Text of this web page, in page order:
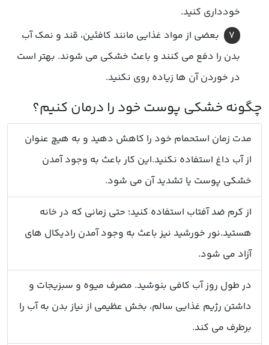
خودداری کنید.
بعضی از مواد غذایی مانند کافئین، قند و نمک آب
بدن را دفع می کنند و باعث خشکی می شوند. بهتر است
در خوردن آن ها زیاده روی نکنید.
مدت زمان استحمام خود را کاهش دهید و به هیچ عنوان
از آب داغ استفاده نکنید.این کار باعث به وجود آمدن
خشکی پوست یا تشدید آن می شود.
از کرم ضد آفتاب استفاده کنید؛ حتی زمانی که در خانه
هستید.نور خورشید نیز باعث به وجود آمدن رادیکال های
آزاد می شود.
در طول روز آب کافی بنوشید. مصرف میوه و سبزیجات و
داشتن رژیم غذایی سالم، بخش عظیمی از نیاز بدن به آب را
برطرف می کند.